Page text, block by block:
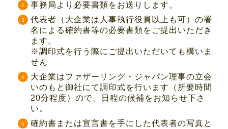
事務局より必要書類をお送りします。
代表者（大企業は人事執行役員以上も可）の署
名による確約書等の必要書類をご提出いただき
ます。
※調印式を行う際にご提出いただいても構いま
せん
大企業はファザーリング・ジャパン理事の立会
いのもと御社にて調印式を行います（所要時間
20分程度）ので、日程の候補をお知らせ下さ
い。
確約書または宣言書を手にした代表者の写真と